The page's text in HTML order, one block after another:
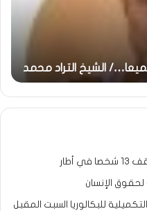
الشيخ التراد محمد
لحقوق الإنسان
للبكالوريا السبت المقبل